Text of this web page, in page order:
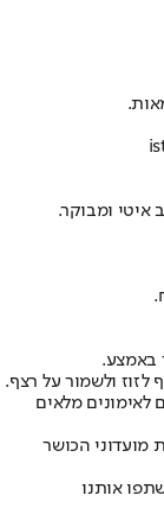
ומבוקר.
לזוז ולשמור על רצף.
לאימונים מלאים
מועדוני הכושר
אותנו